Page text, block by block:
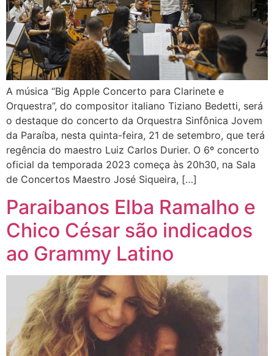
A música “Big Apple Concerto para Clarinete e
Orquestra”, do compositor italiano Tiziano Bedetti, será
o destaque do concerto da Orquestra Sinfônica Jovem
da Paraíba, nesta quinta-feira, 21 de setembro, que terá
regência do maestro Luiz Carlos Durier. O 6º concerto
oficial da temporada 2023 começa às 20h30, na Sala
de Concertos Maestro José Siqueira, […]
Paraibanos Elba Ramalho e
Chico César são indicados
ao Grammy Latino